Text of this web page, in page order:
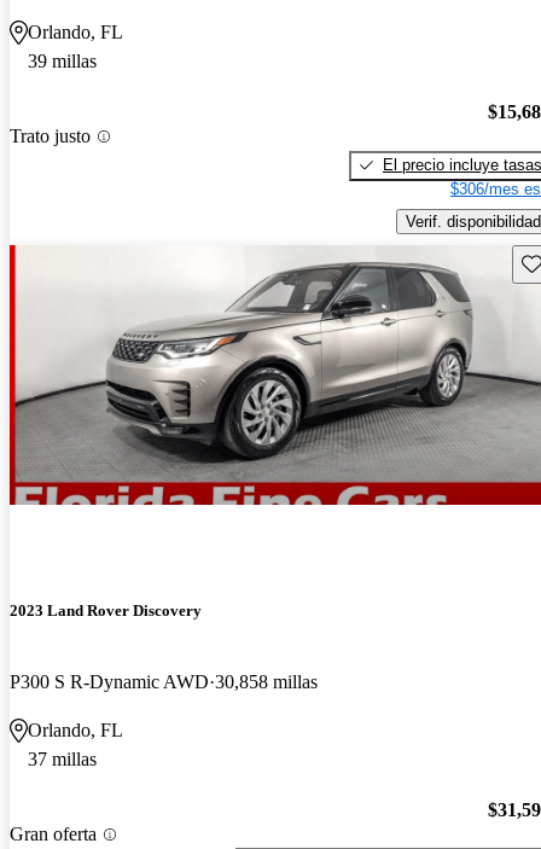
Orlando, FL
39 millas
Trato justo
El precio incluye tasas
$306/mes
Verif. disponibilidad
2023 Land Rover Discovery
P300 S R-Dynamic AWD 30,858 millas
Orlando, FL
37 millas
Gran oferta